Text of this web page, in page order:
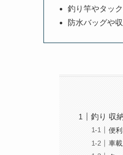
釣り竿やタッ
防水バッグや
釣り 収
便
車